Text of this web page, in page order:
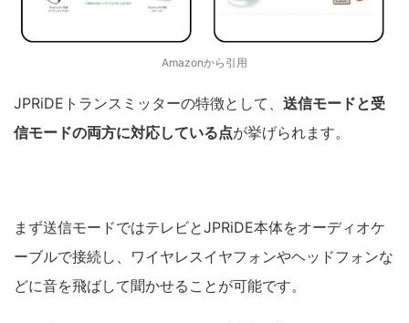
Amazonから引用
JPRiDEトランスミッターの特徴として、 送信モードと受
信モードの両方に対応している点が挙げられます。
まず送信モードではテレビとJPRiDE本体をオーディオケ
ーブルで接続し、ワイヤレスイヤフォンやヘッドフォンな
どに音を飛ばして聞かせることが可能です。